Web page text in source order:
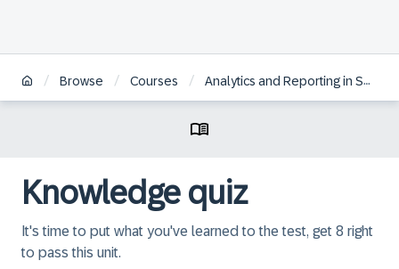
/ Browse / Courses / Analytics and Reporting in SAP HCM for S/4HANA | DE
Knowledge quiz
It's time to put what you've learned to the test, get 8 right
to pass this unit.